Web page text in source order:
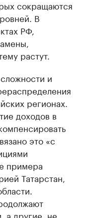
сокращаются
В
РФ,
растут.
и
регионах.
доходов в
это «с
примера
Татарстан,
а другие, не